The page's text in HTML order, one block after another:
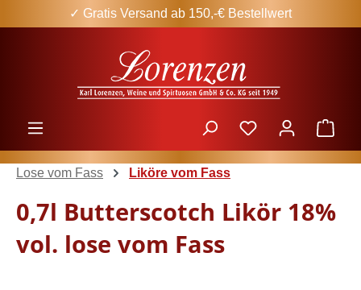
Zum Hauptinhalt springen
✓ Gratis Versand ab 150,-€ Bestellwert
Lose vom Fass Liköre vom Fass
0,7l Butterscotch Likör 18%
vol. lose vom Fass